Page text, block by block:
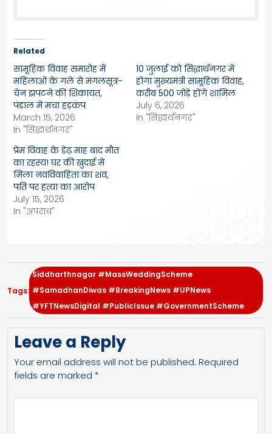
Related
सामूहिक विवाह समारोह में
महिलाओं के गले से मंगलसूत्र-
चेन झपटने की शिकायत,
पंडाल में मचा हड़कंप
March 15, 2026
In "सिद्धार्थनगर"
10 जुलाई को सिद्धार्थनगर में
होगा मुख्यमंत्री सामूहिक विवाह,
करीब 500 जोड़े होंगे शामिल
July 6, 2026
In "सिद्धार्थनगर"
प्रेम विवाह के डेढ़ माह बाद मौत
का रहस्य! घर की खुदाई में
मिला नवविवाहिता का शव,
पति पर हत्या का आरोप
July 15, 2026
In "अपराध"
Tags:
Siddharthnagar #MassWeddingScheme
#SamadhanDiwas #BreakingNews #UPNews
#YFTNewsDigital #PublicIssue #GovernmentScheme
Leave a Reply
Your email address will not be published. Required
fields are marked *